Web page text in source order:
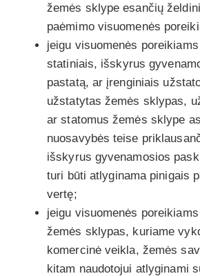
žemės sklype esančių
paėmimo visuomenės
jeigu visuomenės
statiniais, išskyrus
pastatą, ar įrenginiais
užstatytas žemės sklypas,
ar statomus žemės sklype
nuosavybės teise
išskyrus gyvenamosios
turi būti atlyginama pinigais
vertę;
jeigu visuomenės
žemės sklypas, kuriame
komercinė veikla, žemės
kitam naudotojui atlyginami